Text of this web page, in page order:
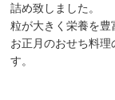
詰め致しました。
粒が大きく栄養を豊
お正月のおせち料
す。